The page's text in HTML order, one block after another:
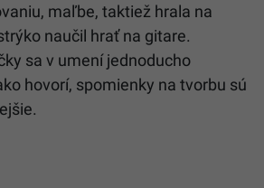
maľbe, taktiež hrala na
naučil hrať na gitare.
sa v umení jednoducho
hovorí, spomienky na tvorbu sú